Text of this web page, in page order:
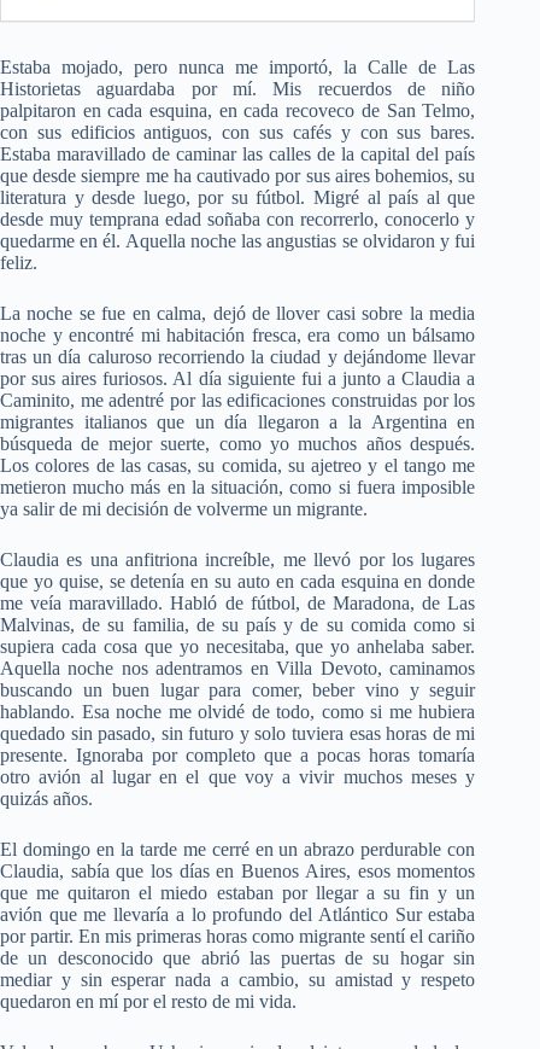
Estaba mojado, pero nunca me importó, la Calle de Las
Historietas aguardaba por mí. Mis recuerdos de niño
palpitaron en cada esquina, en cada recoveco de San Telmo,
con sus edificios antiguos, con sus cafés y con sus bares.
Estaba maravillado de caminar las calles de la capital del país
que desde siempre me ha cautivado por sus aires bohemios, su
literatura y desde luego, por su fútbol. Migré al país al que
desde muy temprana edad soñaba con recorrerlo, conocerlo y
quedarme en él. Aquella noche las angustias se olvidaron y fui
feliz.
La noche se fue en calma, dejó de llover casi sobre la media
noche y encontré mi habitación fresca, era como un bálsamo
tras un día caluroso recorriendo la ciudad y dejándome llevar
por sus aires furiosos. Al día siguiente fui a junto a Claudia a
Caminito, me adentré por las edificaciones construidas por los
migrantes italianos que un día llegaron a la Argentina en
búsqueda de mejor suerte, como yo muchos años después.
Los colores de las casas, su comida, su ajetreo y el tango me
metieron mucho más en la situación, como si fuera imposible
ya salir de mi decisión de volverme un migrante.
Claudia es una anfitriona increíble, me llevó por los lugares
que yo quise, se detenía en su auto en cada esquina en donde
me veía maravillado. Habló de fútbol, de Maradona, de Las
Malvinas, de su familia, de su país y de su comida como si
supiera cada cosa que yo necesitaba, que yo anhelaba saber.
Aquella noche nos adentramos en Villa Devoto, caminamos
buscando un buen lugar para comer, beber vino y seguir
hablando. Esa noche me olvidé de todo, como si me hubiera
quedado sin pasado, sin futuro y solo tuviera esas horas de mi
presente. Ignoraba por completo que a pocas horas tomaría
otro avión al lugar en el que voy a vivir muchos meses y
quizás años.
El domingo en la tarde me cerré en un abrazo perdurable con
Claudia, sabía que los días en Buenos Aires, esos momentos
que me quitaron el miedo estaban por llegar a su fin y un
avión que me llevaría a lo profundo del Atlántico Sur estaba
por partir. En mis primeras horas como migrante sentí el cariño
de un desconocido que abrió las puertas de su hogar sin
mediar y sin esperar nada a cambio, su amistad y respeto
quedaron en mí por el resto de mi vida.